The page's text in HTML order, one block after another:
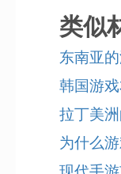
类似
东南亚
韩国游
拉丁美
为什么